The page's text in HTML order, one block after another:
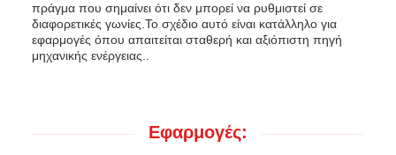
πράγμα που σημαίνει ότι δεν μπορεί να ρυθμιστεί σε
διαφορετικές γωνίες.Το σχέδιο αυτό είναι κατάλληλο για
εφαρμογές όπου απαιτείται σταθερή και αξιόπιστη πηγή
μηχανικής ενέργειας..
Εφαρμογές: